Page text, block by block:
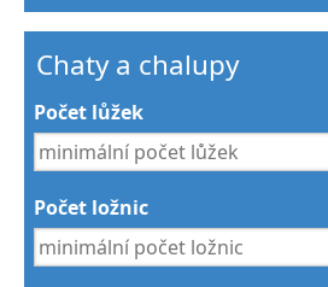
Chaty a chalupy
Počet lůžek
Počet ložnic